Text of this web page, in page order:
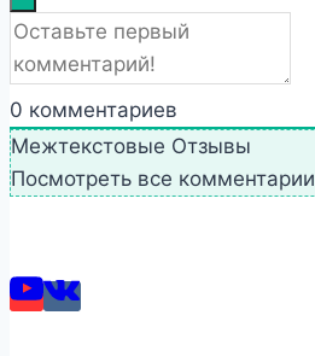
0 комментариев
Межтекстовые Отзывы
Посмотреть все комментарии